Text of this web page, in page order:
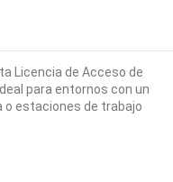
Licencia de Acceso de
para entornos con un
o estaciones de trabajo